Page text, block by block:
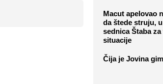
Macut apelovao
da štede struju,
sednica Štaba
situacije
Čija je Jovina